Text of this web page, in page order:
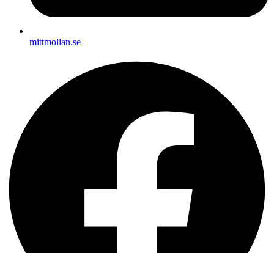
mittmollan.se